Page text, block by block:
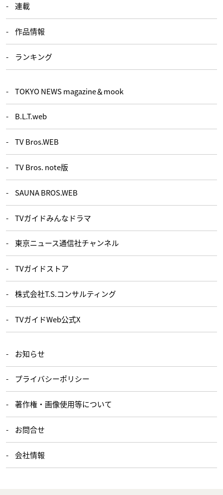
連載
作品情報
ランキング
TOKYO NEWS magazine＆mook
B.L.T.web
TV Bros.WEB
TV Bros. note版
SAUNA BROS.WEB
TVガイドみんなドラマ
東京ニュース通信社チャンネル
TVガイドストア
株式会社T.S.コンサルティング
TVガイドWeb公式X
お知らせ
プライバシーポリシー
著作権・画像使用等について
お問合せ
会社情報